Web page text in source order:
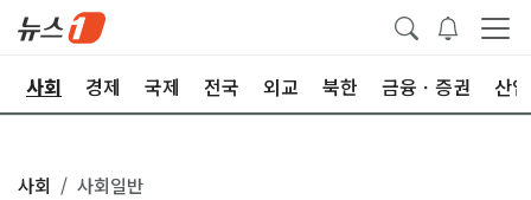
사회 경제 국제 전국 외교 북한 금융ㆍ증권 산업
사회 사회일반